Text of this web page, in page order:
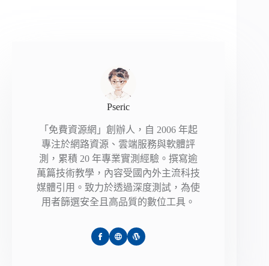
Pseric
「免費資源網」創辦人，自 2006 年起
專注於網路資源、雲端服務與軟體評
測，累積 20 年專業實測經驗。撰寫逾
萬篇技術教學，內容受國內外主流科技
媒體引用。致力於透過深度測試，為使
用者篩選安全且高品質的數位工具。